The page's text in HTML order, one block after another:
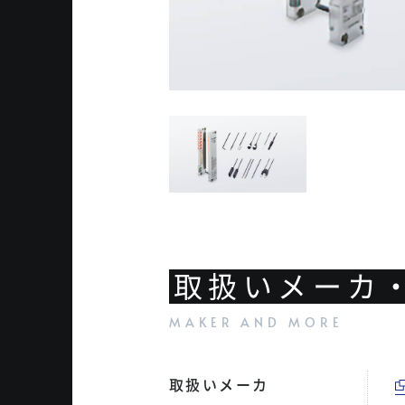
取扱いメーカ
取扱いメーカ